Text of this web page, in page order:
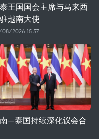
王国国会主席与马来西
越南大使
2026 15:57
—泰国持续深化议会合